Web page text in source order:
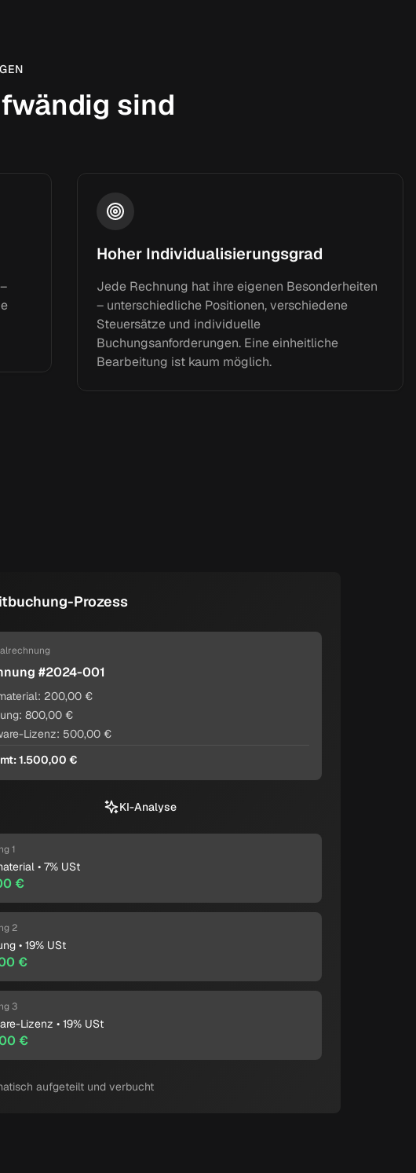
sind
Hoher Individualisierungsgrad
Jede Rechnung hat ihre eigenen Besonderheiten
– unterschiedliche Positionen, verschiedene
Steuersätze und individuelle
Buchungsanforderungen. Eine einheitliche
Bearbeitung ist kaum möglich.
Prozess
#2024-001
200,00 €
800,00 €
Lizenz: 500,00 €
1.500,00 €
KI-Analyse
1
• 7% USt
€
2
• 19% USt
€
3
Lizenz • 19% USt
€
aufgeteilt und verbucht